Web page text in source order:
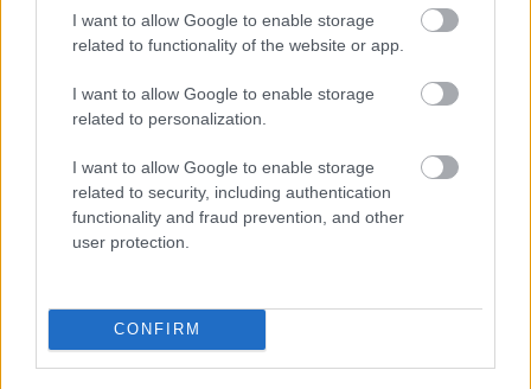
I want to allow Google to enable storage
related to functionality of the website or app.
I want to allow Google to enable storage
related to personalization.
I want to allow Google to enable storage
related to security, including authentication
functionality and fraud prevention, and other
user protection.
CONFIRM
TEXT: Andrea Dingová v spolupráci s
jednotlivými firmami
FOTO: archív firiem
ZDROJ časopis Urob si sám
Komentovať Zdieľať
SÚVISIACE